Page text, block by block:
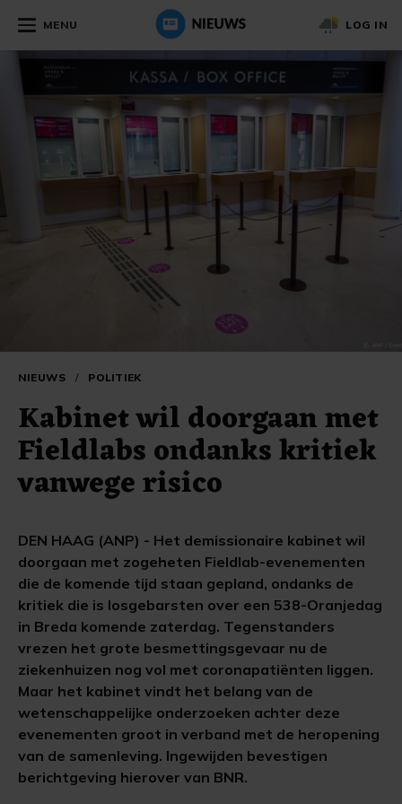
MENU LOG IN
NIEUWS / POLITIEK
Kabinet wil doorgaan met
Fieldlabs ondanks kritiek
vanwege risico
DEN HAAG (ANP) - Het demissionaire kabinet wil
doorgaan met zogeheten Fieldlab-evenementen
die de komende tijd staan gepland, ondanks de
kritiek die is losgebarsten over een 538-Oranjedag
in Breda komende zaterdag. Tegenstanders
vrezen het grote besmettingsgevaar nu de
ziekenhuizen nog vol met coronapatiënten liggen.
Maar het kabinet vindt het belang van de
wetenschappelijke onderzoeken achter deze
evenementen groot in verband met de heropening
van de samenleving. Ingewijden bevestigen
berichtgeving hierover van BNR.